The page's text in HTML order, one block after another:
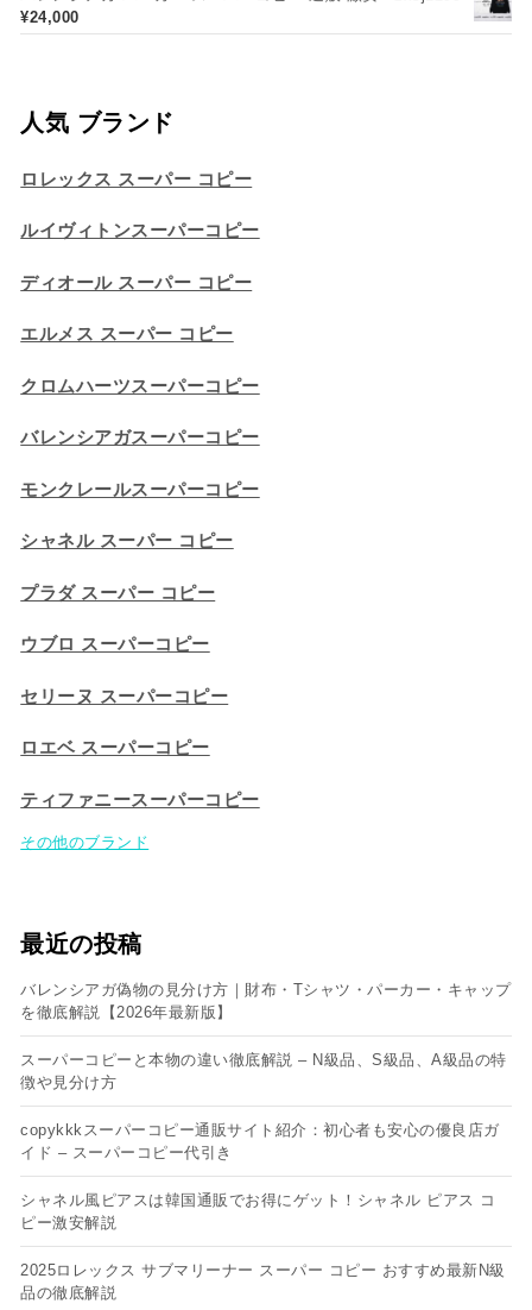
¥24,000
人気 ブランド
ロレックス スーパー コピー
ルイヴィトンスーパーコピー
ディオール スーパー コピー
エルメス スーパー コピー
クロムハーツスーパーコピー
バレンシアガスーパーコピー
モンクレールスーパーコピー
シャネル スーパー コピー
プラダ スーパー コピー
ウブロ スーパーコピー
セリーヌ スーパーコピー​
ロエベ スーパーコピー
ティファニースーパーコピー
その他のブランド
最近の投稿
バレンシアガ偽物の見分け方｜財布・Tシャツ・パーカー・キャップ
を徹底解説【2026年最新版】
スーパーコピーと本物の違い徹底解説 – N級品、S級品、A級品の特
徴や見分け方
copykkkスーパーコピー通販サイト紹介：初心者も安心の優良店ガ
イド – スーパーコピー代引き
シャネル風ピアスは韓国通販でお得にゲット！シャネル ピアス コ
ピー​激安解説
2025ロレックス サブマリーナー スーパー コピー おすすめ最新N級
品の徹底解説